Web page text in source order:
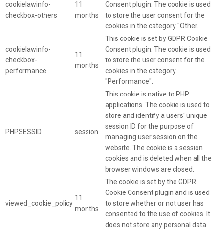
cookielawinfo-
checkbox-others
11
months
Consent plugin. The cookie is used
to store the user consent for the
cookies in the category "Other.
cookielawinfo-
checkbox-
performance
11
months
This cookie is set by GDPR Cookie
Consent plugin. The cookie is used
to store the user consent for the
cookies in the category
"Performance".
PHPSESSID session
This cookie is native to PHP
applications. The cookie is used to
store and identify a users' unique
session ID for the purpose of
managing user session on the
website. The cookie is a session
cookies and is deleted when all the
browser windows are closed.
viewed_cookie_policy
11
months
The cookie is set by the GDPR
Cookie Consent plugin and is used
to store whether or not user has
consented to the use of cookies. It
does not store any personal data.